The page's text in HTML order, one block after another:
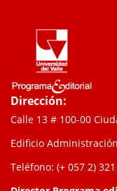
Dirección:
Calle 13 # 100-00
Edificio
Teléfono: (+ 057 2)